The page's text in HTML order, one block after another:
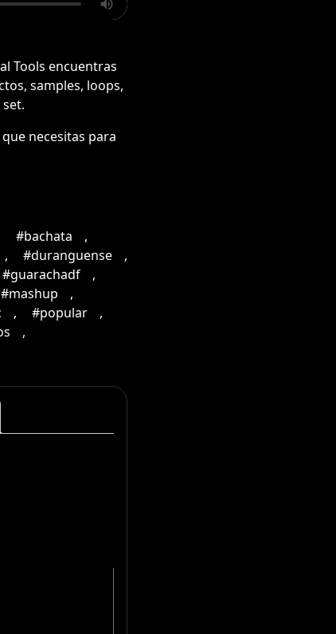
Tools encuentras
samples, loops,
necesitas para
#bachata
,
, #duranguense
,
#guarachadf
,
#mashup
,
, #popular
,
,